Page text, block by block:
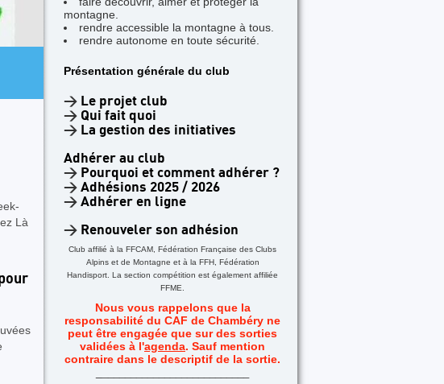
4 jours dans les Aiguilles Rouges - Une
Facile
Là
montagne.
rendre accessible la montagne à tous.
rendre autonome en toute sécurité.
Présentation générale du club
> Le projet club
> Qui fait quoi
> La gestion des initiatives
Adhérer au club
> Pourquoi et comment adhérer ?
> Adhésions 2025 / 2026
> Adhérer en ligne
> Renouveler son adhésion
Club affilié à la FFCAM, Fédération Française des Clubs
Alpins et de Montagne et à la FFH, Fédération
Handisport. La section compétition est également affiliée
FFME.
Nous vous rappelons que la
responsabilité du CAF de Chambéry ne
peut être engagée que sur des sorties
validées à l'agenda. Sauf mention
contraire dans le descriptif de la sortie.